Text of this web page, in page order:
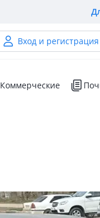
Вход и регистрация
Коммерческие